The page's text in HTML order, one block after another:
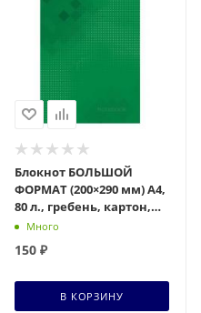
Блокнот БОЛЬШОЙ
ФОРМАТ (200×290 мм) А4,
80 л., гребень, картон,
жесткая подложка,
Много
150₽
В КОРЗИНУ